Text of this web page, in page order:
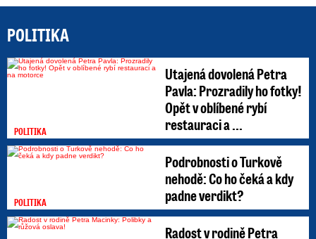
POLITIKA
POLITIKA
Utajená dovolená Petra
Pavla: Prozradily ho fotky!
Opět v oblíbené rybí
restauraci a ...
POLITIKA
Podrobnosti o Turkově
nehodě: Co ho čeká a kdy
padne verdikt?
Radost v rodině Petra